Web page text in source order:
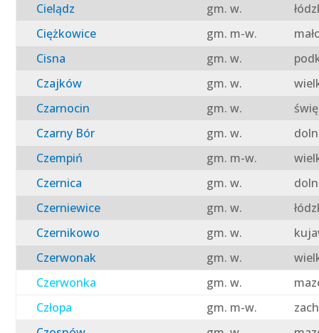
Cielądz
gm. w.
Ciężkowice
gm. m-w.
Cisna
gm. w.
Czajków
gm. w.
Czarnocin
gm. w.
Czarny Bór
gm. w.
Czempiń
gm. m-w.
Czernica
gm. w.
Czerniewice
gm. w.
Czernikowo
gm. w.
Czerwonak
gm. w.
Czerwonka
gm. w.
Człopa
gm. m-w.